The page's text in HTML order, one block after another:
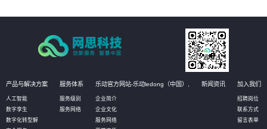
产品与解决方案
人工智能
数字孪生
数字化转型解
服务体系
服务级别
服务网络
乐动官方网站-乐动ledong（中国）,
企业简介
企业文化
服务网络
新闻资讯 加入我们
招聘岗位
联系方式
留言表单